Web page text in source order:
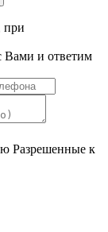
при
Вами и ответим
Разрешенные к